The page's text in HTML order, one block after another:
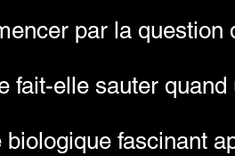
par la
fait-elle sauter quand
biologique fascinant